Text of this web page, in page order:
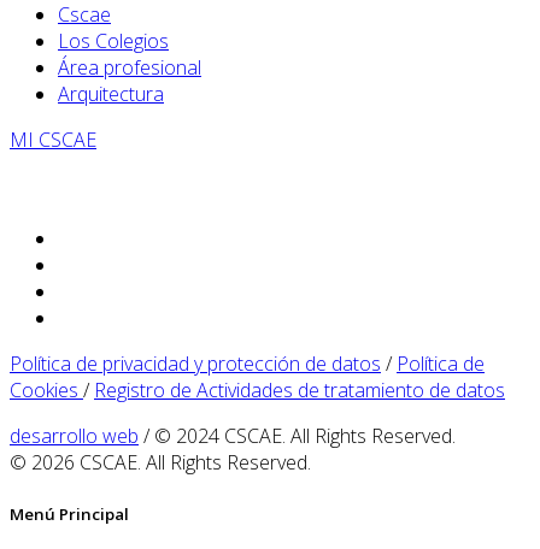
Cscae
Los Colegios
Área profesional
Arquitectura
MI CSCAE
Política de privacidad y protección de datos / Política de
Cookies / Registro de Actividades de tratamiento de datos
desarrollo web / © 2024 CSCAE. All Rights Reserved.
© 2026 CSCAE. All Rights Reserved.
Menú Principal